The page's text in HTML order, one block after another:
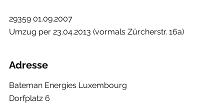
29359 01.09.2007
Umzug per 23.04.2013 (vormals Zürcherstr. 16a)
Adresse
Bateman Energies Luxembourg
Dorfplatz 6